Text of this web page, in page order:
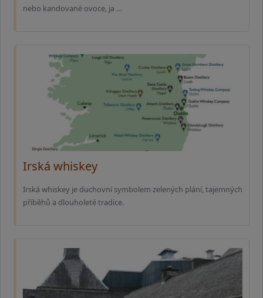
nebo kandované ovoce, ja …
Irská whiskey
Irská whiskey je duchovní symbolem zelených plání, tajemných
příběhů a dlouholeté tradice.